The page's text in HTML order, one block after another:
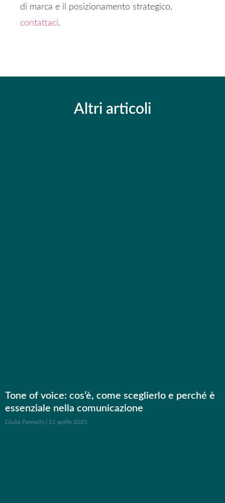
di marca e il posizionamento strategico,
contattaci.
Altri articoli
Tone of voice: cos’è, come sceglierlo e perché è
essenziale nella comunicazione
Giulia Pareschi 11 aprile 2025